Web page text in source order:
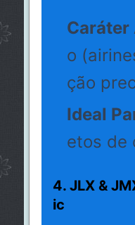
Caráter
o
ção
Ideal
etos de
4. JLX &
ic